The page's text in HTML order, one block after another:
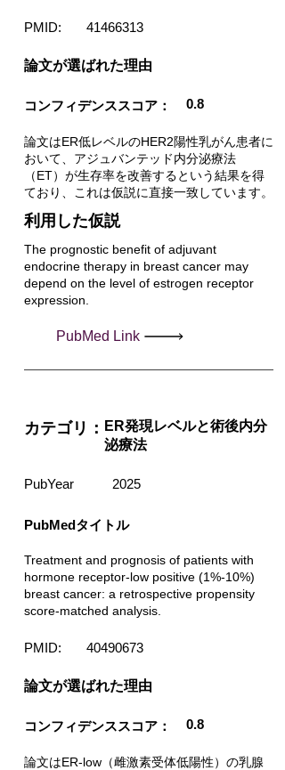
PMID: 41466313
​論文が選ばれた理由
コンフィデンススコア： 0.8
論文はER低レベルのHER2陽性乳がん患者に
おいて、アジュバンテッド内分泌療法
（ET）が生存率を改善するという結果を得
ており、これは仮説に直接一致しています。
利用した仮説
The prognostic benefit of adjuvant
endocrine therapy in breast cancer may
depend on the level of estrogen receptor
expression.
PubMed Link
カテゴリ： ER発現レベルと術後内分
泌療法
PubYear 2025
PubMedタイトル
Treatment and prognosis of patients with
hormone receptor-low positive (1%-10%)
breast cancer: a retrospective propensity
score-matched analysis.
PMID: 40490673
​論文が選ばれた理由
コンフィデンススコア： 0.8
論文はER-low（雌激素受体低陽性）の乳腺